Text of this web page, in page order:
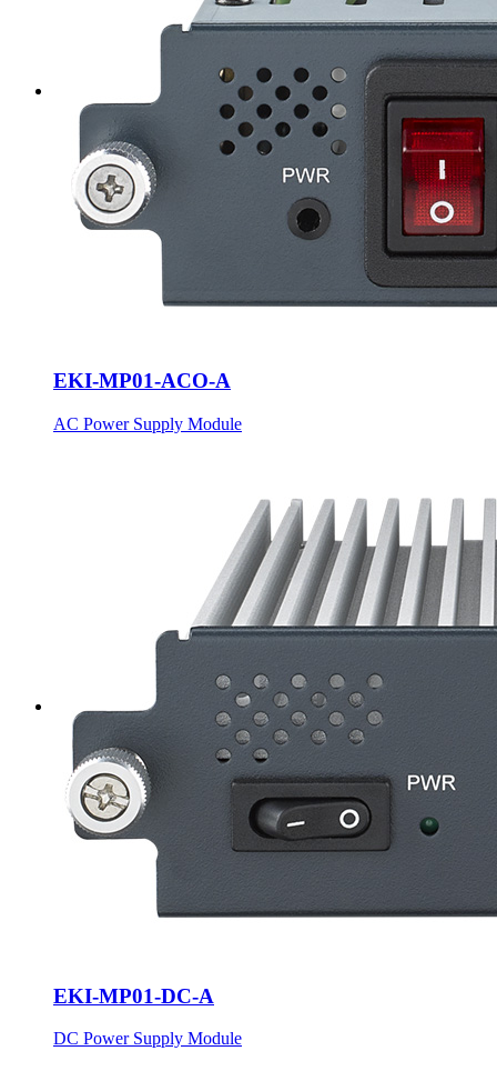
EKI-MP01-ACO-A
AC Power Supply Module
EKI-MP01-DC-A
DC Power Supply Module